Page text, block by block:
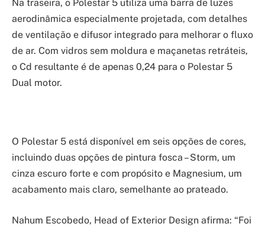
Na traseira, o Polestar 5 utiliza uma barra de luzes
aerodinâmica especialmente projetada, com detalhes
de ventilação e difusor integrado para melhorar o fluxo
de ar. Com vidros sem moldura e maçanetas retráteis,
o Cd resultante é de apenas 0,24 para o Polestar 5
Dual motor.
O Polestar 5 está disponível em seis opções de cores,
incluindo duas opções de pintura fosca – Storm, um
cinza escuro forte e com propósito e Magnesium, um
acabamento mais claro, semelhante ao prateado.
Nahum Escobedo, Head of Exterior Design afirma: “Foi